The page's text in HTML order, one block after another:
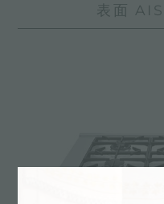
表面